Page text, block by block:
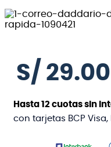
S/ 29.00
Hasta12 cuotas sin
con tarjetas BCP Visa,